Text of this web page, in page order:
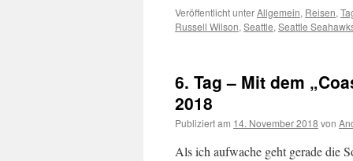
Veröffentlicht unterAllgemein, Reisen,
Russell Wilson, Seattle, Seattle
6. Tag – Mit dem
2018
Publiziert am 14. November 2018 von
Als ich aufwache geht gerade die